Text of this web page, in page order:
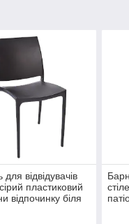
для відвідувачів
пластиковий
відпочинку біля